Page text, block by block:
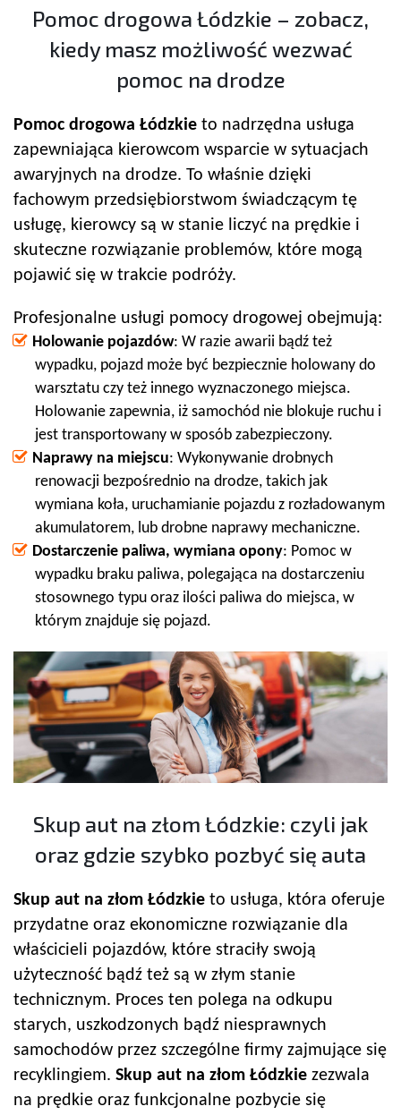
Pomoc drogowa Łódzkie – zobacz,
kiedy masz możliwość wezwać
pomoc na drodze
Pomoc drogowa Łódzkie to nadrzędna usługa
zapewniająca kierowcom wsparcie w sytuacjach
awaryjnych na drodze. To właśnie dzięki
fachowym przedsiębiorstwom świadczącym tę
usługę, kierowcy są w stanie liczyć na prędkie i
skuteczne rozwiązanie problemów, które mogą
pojawić się w trakcie podróży.
Profesjonalne usługi pomocy drogowej obejmują:
Holowanie pojazdów: W razie awarii bądź też
wypadku, pojazd może być bezpiecznie holowany do
warsztatu czy też innego wyznaczonego miejsca.
Holowanie zapewnia, iż samochód nie blokuje ruchu i
jest transportowany w sposób zabezpieczony.
Naprawy na miejscu: Wykonywanie drobnych
renowacji bezpośrednio na drodze, takich jak
wymiana koła, uruchamianie pojazdu z rozładowanym
akumulatorem, lub drobne naprawy mechaniczne.
Dostarczenie paliwa, wymiana opony: Pomoc w
wypadku braku paliwa, polegająca na dostarczeniu
stosownego typu oraz ilości paliwa do miejsca, w
którym znajduje się pojazd.
Skup aut na złom Łódzkie: czyli jak
oraz gdzie szybko pozbyć się auta
Skup aut na złom Łódzkie to usługa, która oferuje
przydatne oraz ekonomiczne rozwiązanie dla
właścicieli pojazdów, które straciły swoją
użyteczność bądź też są w złym stanie
technicznym. Proces ten polega na odkupu
starych, uszkodzonych bądź niesprawnych
samochodów przez szczególne firmy zajmujące się
recyklingiem. Skup aut na złom Łódzkie zezwala
na prędkie oraz funkcjonalne pozbycie się